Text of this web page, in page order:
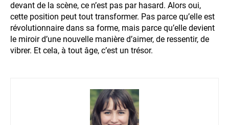
devant de la scène, ce n’est pas par hasard. Alors oui,
cette position peut tout transformer. Pas parce qu’elle est
révolutionnaire dans sa forme, mais parce qu’elle devient
le miroir d’une nouvelle manière d’aimer, de ressentir, de
vibrer. Et cela, à tout âge, c’est un trésor.